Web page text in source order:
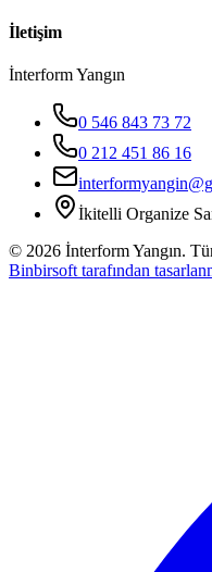
İletişim
İnterform Yangın
0 546 843 73 72
0 212 451 86 16
İkitelli Organize
© 2026 İnterform Yangın.
Binbirsoft tarafından